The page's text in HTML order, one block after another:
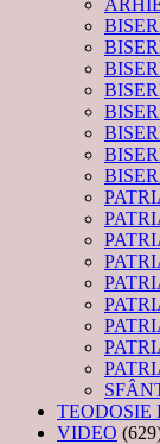
TEODOSIE
VIDEO